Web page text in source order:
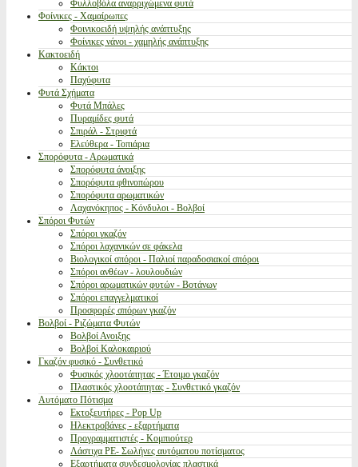
Φυλλοβόλα αναρριχώμενα φυτά
Φοίνικες - Χαμαίρωπες
Φοινικοειδή υψηλής ανάπτυξης
Φοίνικες νάνοι - χαμηλής ανάπτυξης
Κακτοειδή
Κάκτοι
Παχύφυτα
Φυτά Σχήματα
Φυτά Μπάλες
Πυραμίδες φυτά
Σπιράλ - Στριφτά
Ελεύθερα - Τοπιάρια
Σπορόφυτα - Αρωματικά
Σπορόφυτα άνοιξης
Σπορόφυτα φθινοπώρου
Σπορόφυτα αρωματικών
Λαχανόκηπος - Κόνδυλοι - Βολβοί
Σπόροι Φυτών
Σπόροι γκαζόν
Σπόροι λαχανικών σε φάκελα
Βιολογικοί σπόροι - Παλιοί παραδοσιακοί σπόροι
Σπόροι ανθέων - λουλουδιών
Σπόροι αρωματικών φυτών - Βοτάνων
Σπόροι επαγγελματικοί
Προσφορές σπόρων γκαζόν
Βολβοί - Ριζώματα Φυτών
Βολβοί Ανοιξης
Βολβοί Καλοκαιριού
Γκαζόν φυσικό - Συνθετικό
Φυσικός χλοοτάπητας - Έτοιμο γκαζόν
Πλαστικός χλοοτάπητας - Συνθετικό γκαζόν
Αυτόματο Πότισμα
Εκτοξευτήρες - Pop Up
Ηλεκτροβάνες - εξαρτήματα
Προγραμματιστές - Κομπιούτερ
Λάστιχα PE- Σωλήνες αυτόματου ποτίσματος
Εξαρτήματα συνδεσμολογίας πλαστικά